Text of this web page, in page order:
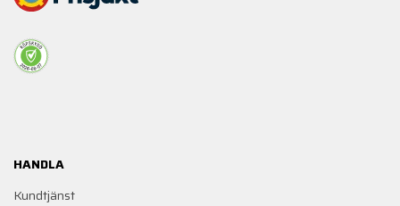
HANDLA
Kundtjänst